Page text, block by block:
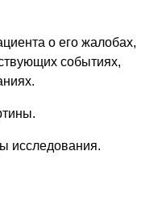
о его жалобах,
событиях,
исследования.